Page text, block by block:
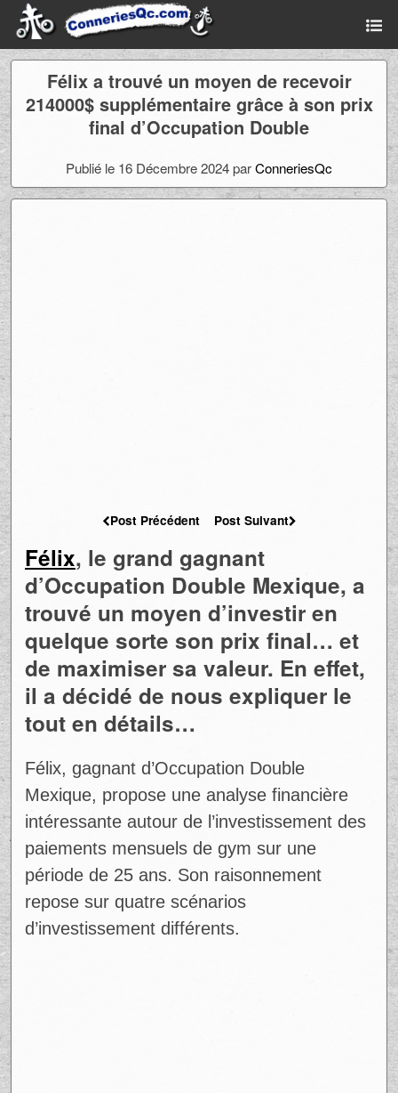
Félix a trouvé un moyen de recevoir
214000$ supplémentaire grâce à son prix
final d’Occupation Double
Publié le 16 Décembre 2024 parConneriesQc
Post Précédent Post Suivant
Félix, le grand gagnant
d’Occupation Double Mexique, a
trouvé un moyen d’investir en
quelque sorte son prix final… et
de maximiser sa valeur. En effet,
il a décidé de nous expliquer le
tout en détails…
Félix, gagnant d’Occupation Double
Mexique, propose une analyse financière
intéressante autour de l’investissement des
paiements mensuels de gym sur une
période de 25 ans. Son raisonnement
repose sur quatre scénarios
d’investissement différents.